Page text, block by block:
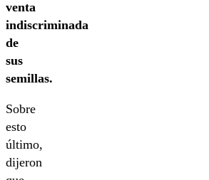
venta
indiscriminada
de
sus
semillas.
Sobre
esto
último,
dijeron